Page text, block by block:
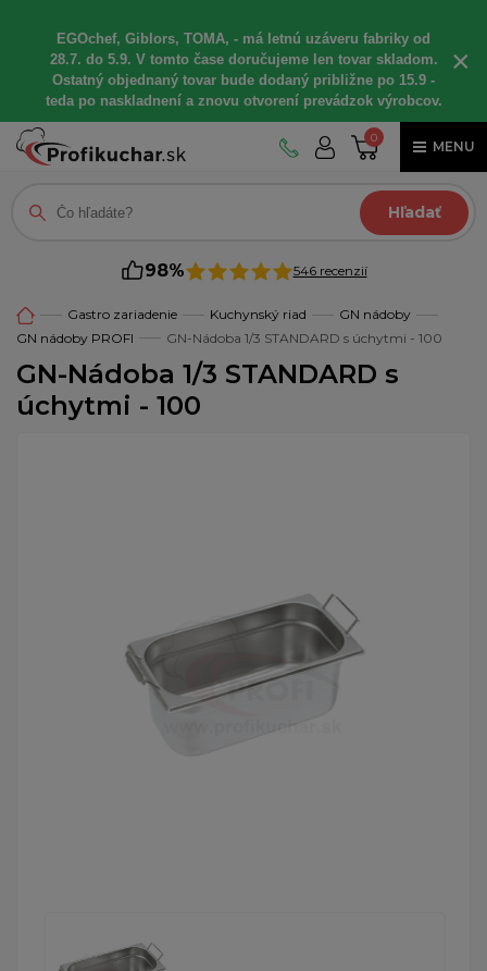
EGOchef, Giblors, TOMA, - má letnú uzáveru fabriky od
28.7. do 5.9. V tomto čase doručujeme len tovar skladom.
Ostatný objednaný tovar bude dodaný približne po 15.9 -
teda po naskladnení a znovu otvorení prevádzok výrobcov.
×
0
MENU
Hľadať
98% 546 recenzií
Gastro zariadenie Kuchynský riad
GN nádoby
GN nádoby PROFI
GN-Nádoba 1/3 STANDARD s úchytmi - 100
GN-Nádoba 1/3 STANDARD s
úchytmi - 100